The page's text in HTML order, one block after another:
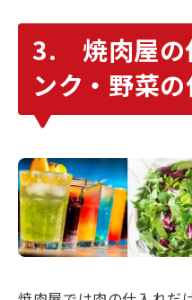
3. 焼肉屋の
ンク・野菜